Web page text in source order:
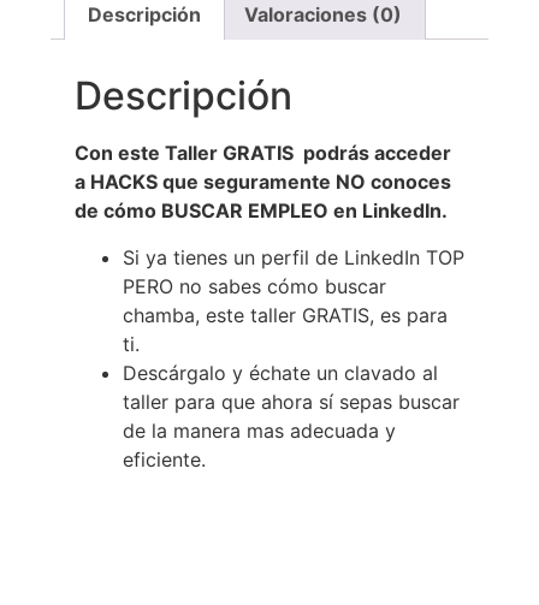
Descripción Valoraciones (0)
Descripción
Con este Taller GRATIS podrás acceder
a HACKS que seguramente NO conoces
de cómo BUSCAR EMPLEO en LinkedIn.
Si ya tienes un perfil de LinkedIn TOP
PERO no sabes cómo buscar
chamba, este taller GRATIS, es para
ti.
Descárgalo y échate un clavado al
taller para que ahora sí sepas buscar
de la manera mas adecuada y
eficiente.